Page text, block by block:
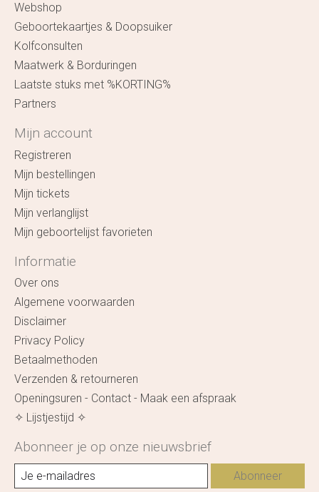
Webshop
Geboortekaartjes & Doopsuiker
Kolfconsulten
Maatwerk & Borduringen
Laatste stuks met %KORTING%
Partners
Mijn account
Registreren
Mijn bestellingen
Mijn tickets
Mijn verlanglijst
Mijn geboortelijst favorieten
Informatie
Over ons
Algemene voorwaarden
Disclaimer
Privacy Policy
Betaalmethoden
Verzenden & retourneren
Openingsuren - Contact - Maak een afspraak
✧ Lijstjestijd ✧
Abonneer je op onze nieuwsbrief
Abonneer